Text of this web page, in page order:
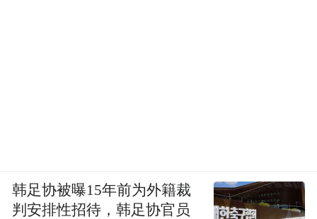
韩足协被曝15年前为外籍裁
判安排性招待，韩足协官员